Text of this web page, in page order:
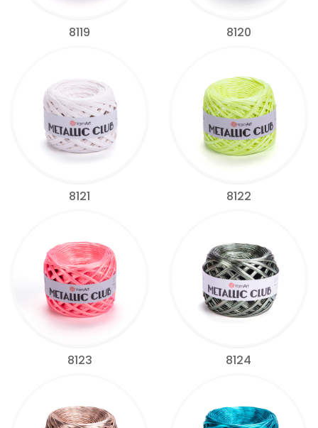
8119 8120
8121 8122
8123 8124